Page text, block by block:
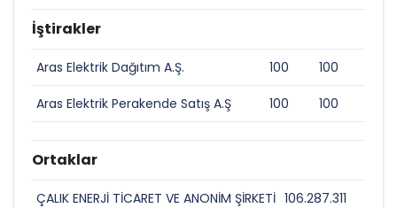
İştirakler
Aras Elektrik Dağıtım A.Ş. 100 100
Aras Elektrik Perakende Satış A.Ş 100 100
Ortaklar
ÇALIK ENERJİ TİCARET VE ANONİM ŞİRKETİ 106.287.311